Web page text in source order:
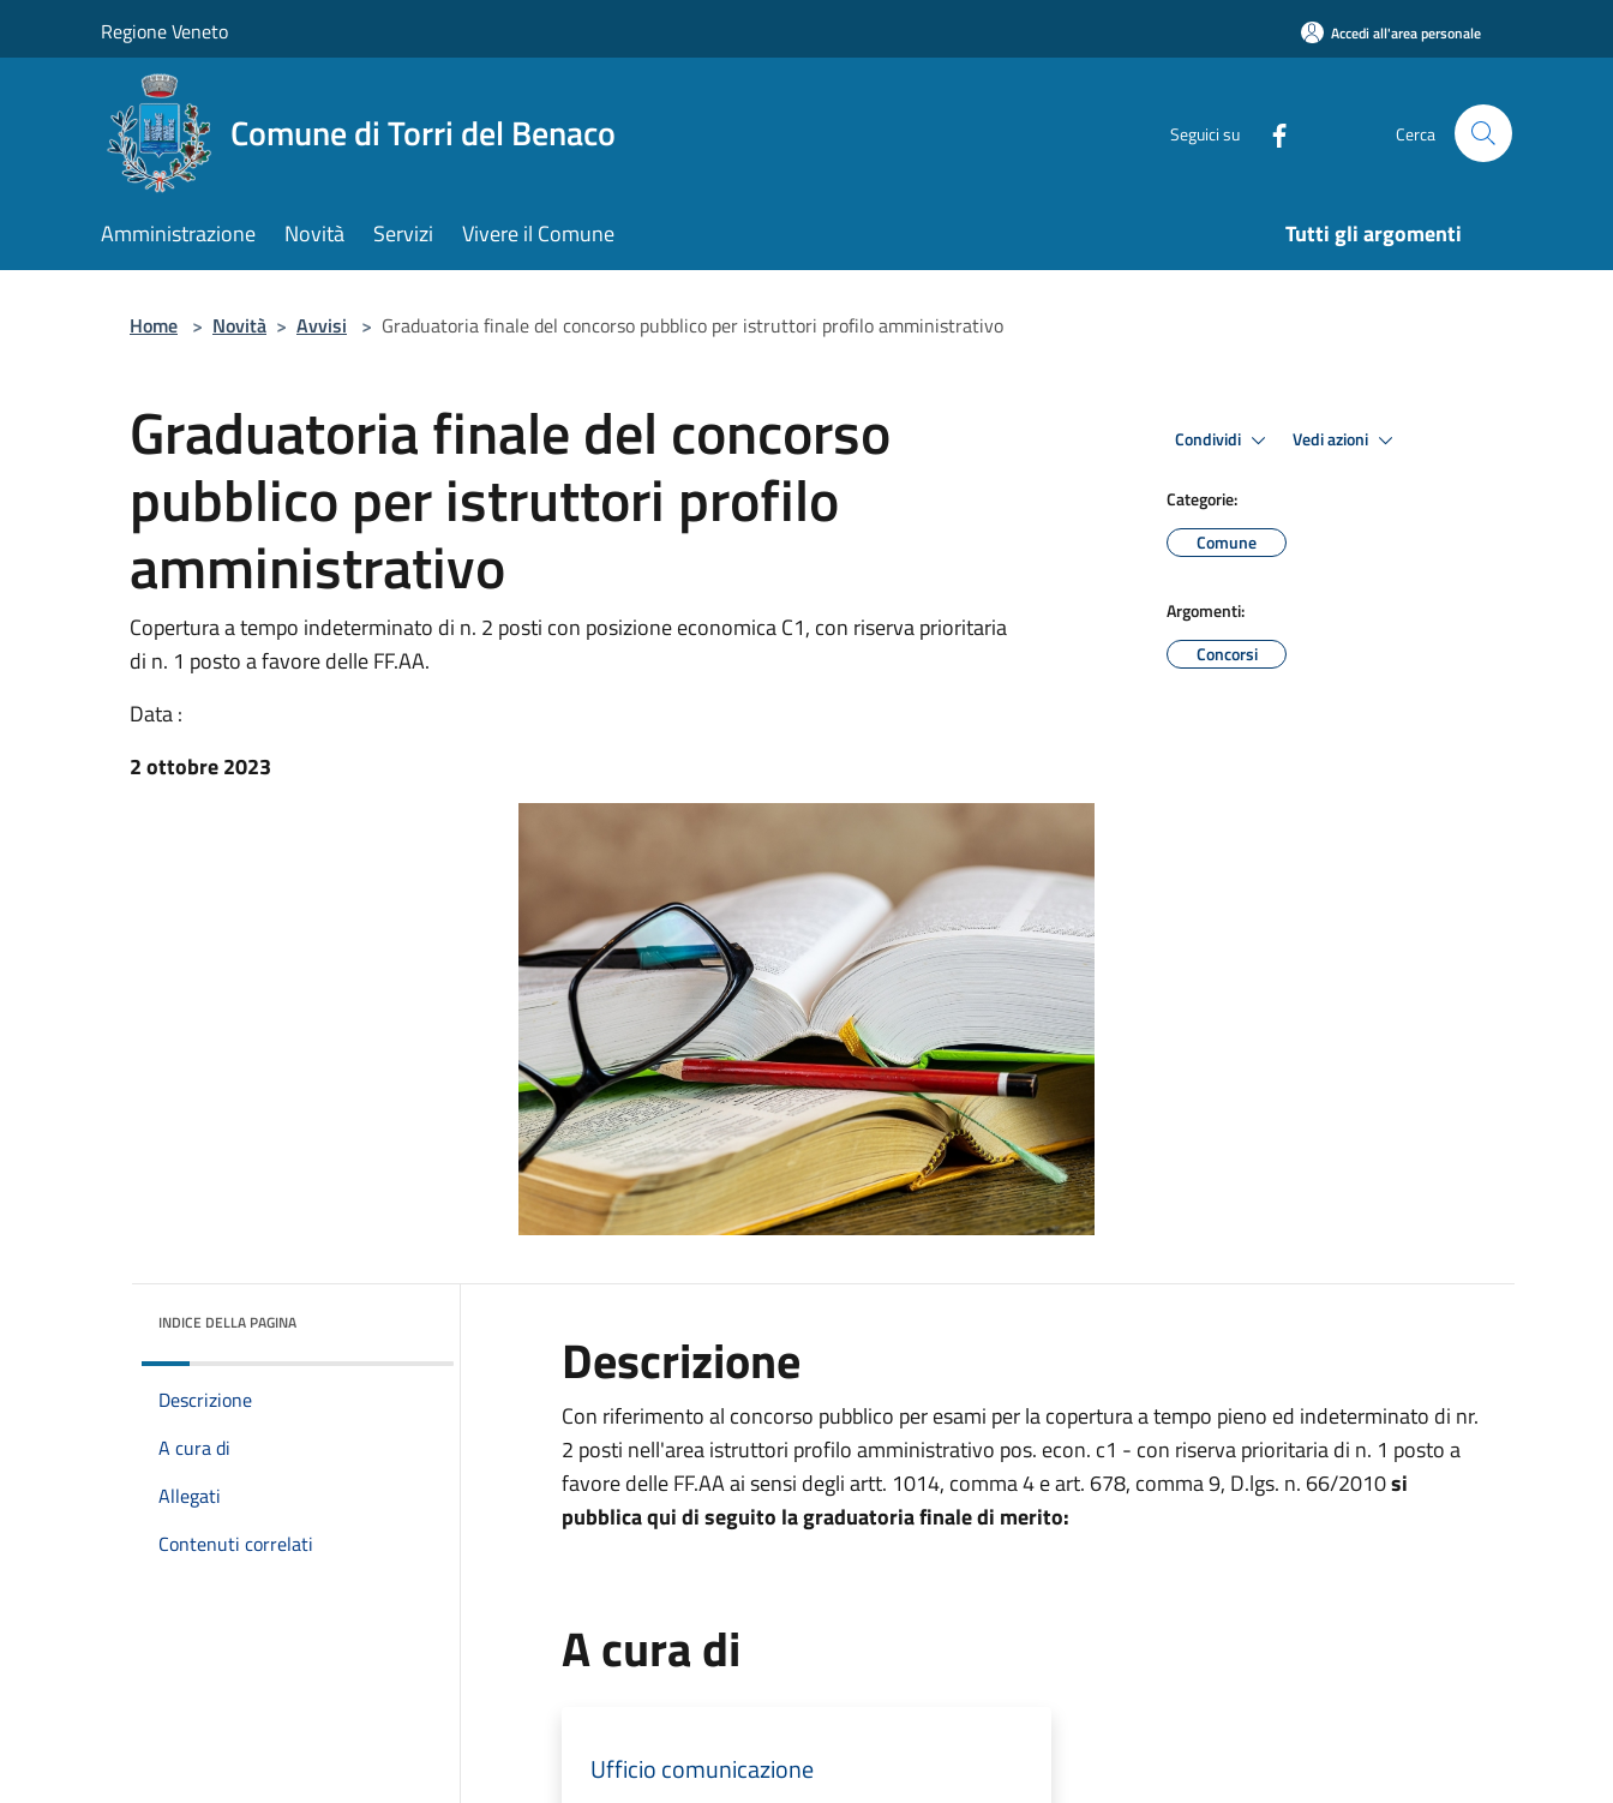
Regione Veneto Accedi all'area personale
Comune di Torri del Benaco Seguici su Cerca
Amministrazione Novità Servizi Vivere il Comune Tutti gli argomenti
Home > Novità > Avvisi > Graduatoria finale del concorso pubblico per istruttori profilo amministrativo
Graduatoria finale del concorso
pubblico per istruttori profilo
amministrativo
Copertura a tempo indeterminato di n. 2 posti con posizione economica C1, con riserva prioritaria
di n. 1 posto a favore delle FF.AA.
Data :
2 ottobre 2023
Condividi Vedi azioni
Categorie:
Comune
Argomenti:
Concorsi
INDICE DELLA PAGINA
Descrizione
A cura di
Allegati
Contenuti correlati
Descrizione
Con riferimento al concorso pubblico per esami per la copertura a tempo pieno ed indeterminato di nr.
2 posti nell'area istruttori profilo amministrativo pos. econ. c1 - con riserva prioritaria di n. 1 posto a
favore delle FF.AA ai sensi degli artt. 1014, comma 4 e art. 678, comma 9, D.lgs. n. 66/2010si
pubblica qui di seguito la graduatoria finale di merito:
A cura di
Ufficio comunicazione